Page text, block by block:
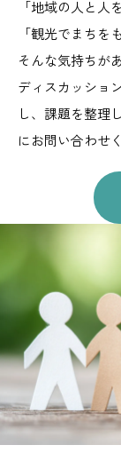
「地域の人と人
「観光でまちを
そんな気持ちが
ディスカッショ
し、課題を整理
にお問い合わせ